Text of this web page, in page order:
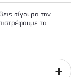
σίγουρα την
τα